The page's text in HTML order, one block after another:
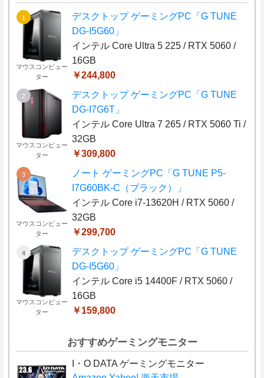
マウスコンピュー
ター
デスクトップ ゲーミングPC「G TUNE
DG-I5G60」
インテル Core Ultra 5 225 / RTX 5060 /
16GB
￥244,800
マウスコンピュー
ター
デスクトップ ゲーミングPC「G TUNE
DG-I7G6T」
インテル Core Ultra 7 265 / RTX 5060 Ti /
32GB
￥309,800
マウスコンピュー
ター
ノート ゲーミングPC「G TUNE P5-
I7G60BK-C（ブラック）」
インテル Core i7-13620H / RTX 5060 /
32GB
￥299,700
マウスコンピュー
ター
デスクトップ ゲーミングPC「G TUNE
DG-I5G60」
インテル Core i5 14400F / RTX 5060 /
16GB
￥159,800
おすすめゲーミングモニター
I・O DATA ゲーミングモニター